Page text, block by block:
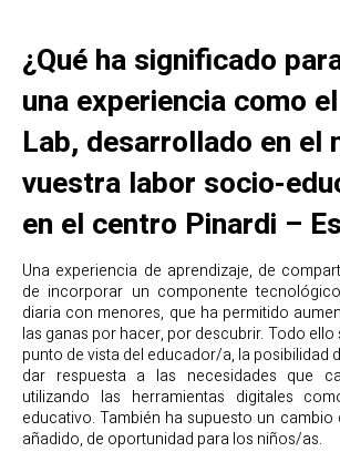
¿Qué ha significado
una experiencia como
Lab, desarrollado en el
vuestra labor socio-
en el centro Pinardi –
Una experiencia de aprendizaje, de
de incorporar un componente
diaria con menores, que ha permitido
las ganas por hacer, por descubrir. Todo ello
punto de vista del educador/a, la posibilidad
dar respuesta a las necesidades que
utilizando las herramientas digitales
educativo. También ha supuesto un cambio
añadido, de oportunidad para los niños/as.